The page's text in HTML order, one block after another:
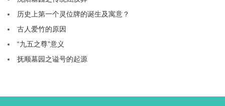
历史上第一个灵位牌的诞生及寓意？
古人爱竹的原因
“九五之尊”意义
抚顺墓园之谥号的起源